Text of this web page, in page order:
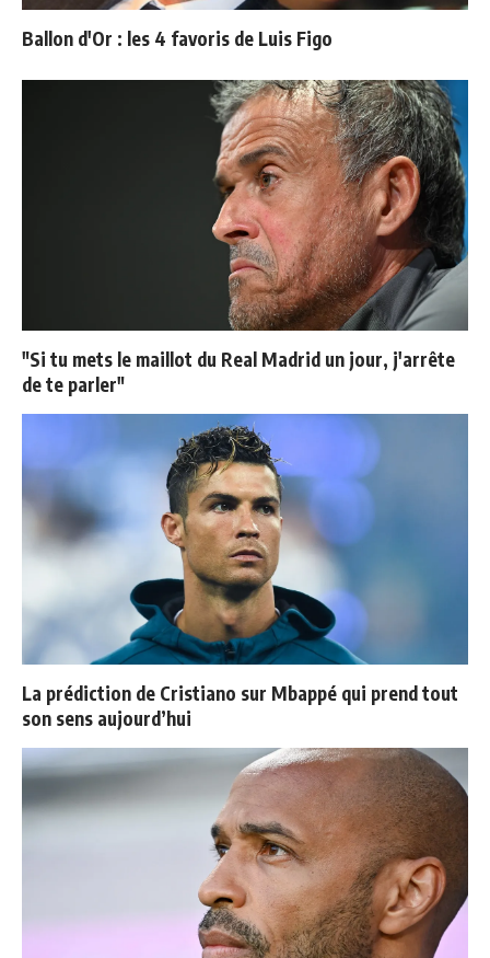
Ballon d'Or : les 4 favoris de Luis Figo
"Si tu mets le maillot du Real Madrid un jour, j'arrête
de te parler"
La prédiction de Cristiano sur Mbappé qui prend tout
son sens aujourd’hui